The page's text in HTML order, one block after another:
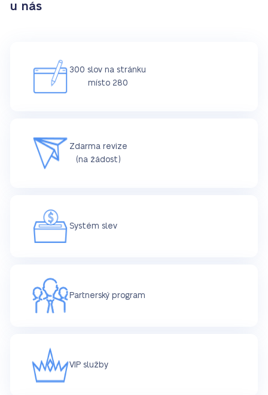
u nás
300 slov na stránku
místo 280
Zdarma revize
(na žádost)
Systém slev
Partnerský program
VIP služby